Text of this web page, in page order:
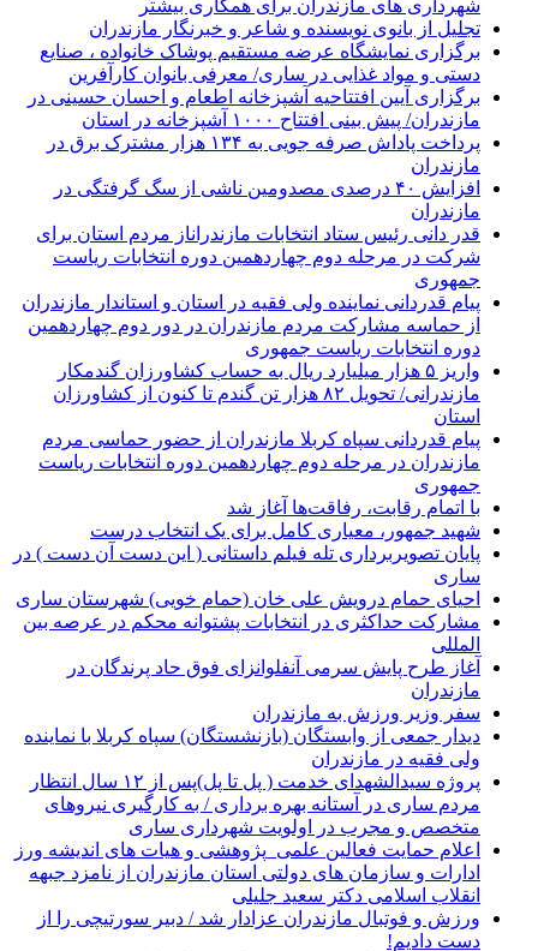
شهرداری های مازندران برای همکاری بیشتر
تجلیل از بانوی نویسنده و شاعر و خبرنگار مازندران
برگزاری نمایشگاه عرضه مستقیم پوشاک خانواده ، صنایع
دستی و مواد غذایی در ساری/ معرفی بانوان کارآفرین
برگزاری آیین افتتاحیه آشپزخانه اطعام و احسان حسینی در
مازندران/ پیش بینی افتتاح ۱۰۰۰ آشپزخانه در استان
پرداخت پاداش صرفه جویی به ۱۳۴ هزار مشترک برق در
مازندران
افزایش ۴۰ درصدی مصدومین ناشی از سگ گرفتگی در
مازندران
قدر دانی رئیس ستاد انتخابات مازندراناز مردم استان برای
شرکت در مرحله دوم چهاردهمین دوره انتخابات ریاست
جمهوری
پیام قدردانی نماینده ولی فقیه در استان و استاندار مازندران
از حماسه مشارکت مردم مازندران در دور دوم چهاردهمین
دوره انتخابات ریاست جمهوری
واریز ۵ هزار میلیارد ریال به حساب کشاورزان گندمکار
مازندرانی/ تحویل ۸۲ هزار تن گندم تا کنون از کشاورزان
استان
پیام قدردانی سپاه کربلا مازندران از حضور حماسی مردم
مازندران در مرحله دوم چهاردهمین دوره انتخابات ریاست
جمهوری
با اتمام رقابت، رفاقت‌ها آغاز شد
شهید جمهور، معیاری کامل برای یک انتخاب درست
پایان تصویربرداری تله فیلم داستانی ( این دست آن دست ) در
ساری
احیای حمام درویش علی خان (حمام خویی) شهرستان ساری
مشارکت حداکثری در انتخابات پشتوانه محکم در عرصه بین
المللی
آغاز طرح پایش سرمی آنفلوانزای فوق حاد پرندگان در
مازندران
سفر وزیر ورزش به مازندران
دیدار جمعی از وابستگان (بازنشستگان) سپاه کربلا با نماینده
ولی فقیه در مازندران
پروژه سیدالشهدای خدمت ( پل تا پل)پس از ۱۲ سال انتظار
مردم ساری در آستانه بهره برداری / به کارگیری نیروهای
متخصص و مجرب در اولویت شهرداری ساری
اعلام حمایت فعالین علمی_پژوهشی و هیات های اندیشه ورز
ادارات و سازمان های دولتی استان مازندران از نامزد جبهه
انقلاب اسلامی دکتر سعید جلیلی
ورزش و فوتبال مازندران عزادار شد / دبیر سورتیچی را از
دست دادیم!